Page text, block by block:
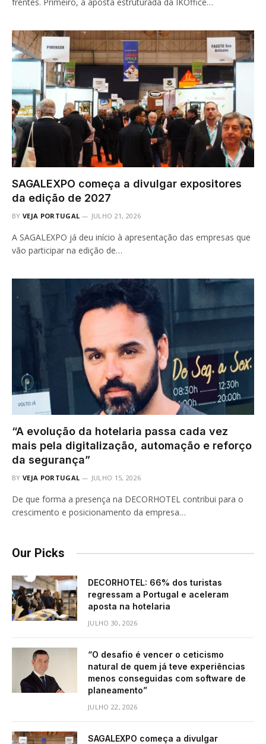
SAGALEXPO começa a divulgar expositores
da edição de 2027
BY VEJA PORTUGAL JULHO 21, 2026
A SAGALEXPO já deu início à apresentação das empresas que
vão participar na edição de…
“A evolução da hotelaria passa cada vez
mais pela digitalização, automação e reforço
da segurança”
BY VEJA PORTUGAL JULHO 15, 2026
De que forma a presença na DECORHOTEL contribui para o
crescimento e posicionamento da empresa…
Our Picks
DECORHOTEL: 66% dos turistas
regressam a Portugal e aceleram
aposta na hotelaria
JULHO 30, 2026
“O desafio é vencer o ceticismo
natural de quem já teve experiências
menos conseguidas com software de
planeamento”
JULHO 22, 2026
SAGALEXPO começa a divulgar